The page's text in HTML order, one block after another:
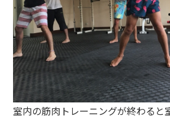
室内の筋肉トレーニングが終わると